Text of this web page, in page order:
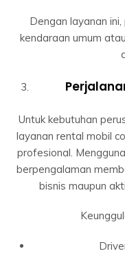
Dengan layanan
kendaraan umum
Untuk kebutuhan
layanan rental mobil
profesional.
berpengalaman
bisnis maupun